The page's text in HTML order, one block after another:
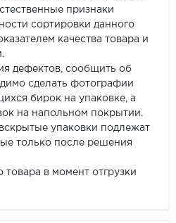
признаки
сортировки данного
качества товара и
дефектов, сообщить об
сделать фотографии
бирок на упаковке, а
на напольном покрытии.
упаковки подлежат
только после решения
товара в момент отгрузки